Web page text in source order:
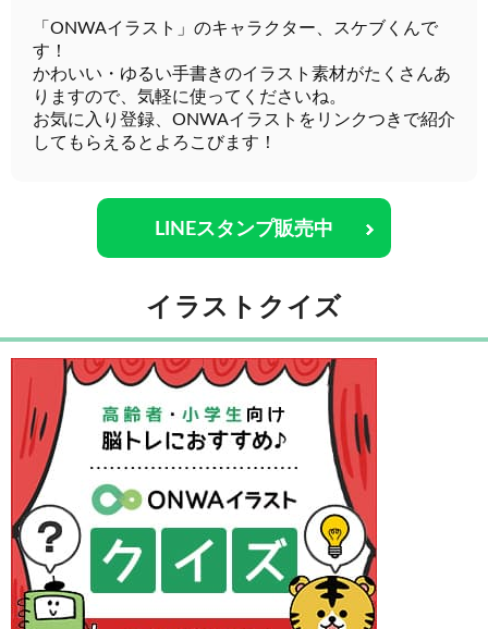
「ONWAイラスト」のキャラクター、スケブくんで
す！
かわいい・ゆるい手書きのイラスト素材がたくさんあ
りますので、気軽に使ってくださいね。
お気に入り登録、ONWAイラストをリンクつきで紹介
してもらえるとよろこびます！
LINEスタンプ販売中
イラストクイズ